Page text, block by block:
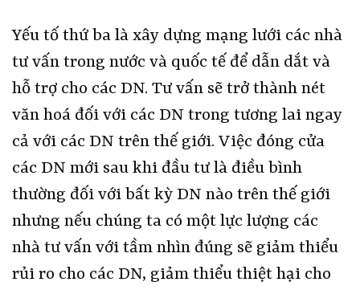
Yếu tố thứ ba là xây dựng mạng lưới các nhà
tư vấn trong nước và quốc tế để dẫn dắt và
hỗ trợ cho các DN. Tư vấn sẽ trở thành nét
văn hoá đối với các DN trong tương lai ngay
cả với các DN trên thế giới. Việc đóng cửa
các DN mới sau khi đầu tư là điều bình
thường đối với bất kỳ DN nào trên thế giới
nhưng nếu chúng ta có một lực lượng các
nhà tư vấn với tầm nhìn đúng sẽ giảm thiểu
rủi ro cho các DN, giảm thiểu thiệt hại cho